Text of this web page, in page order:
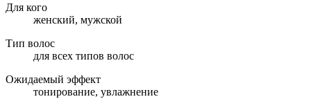
Для кого
женский, мужской
Тип волос
для всех типов волос
Ожидаемый эффект
тонирование, увлажнение